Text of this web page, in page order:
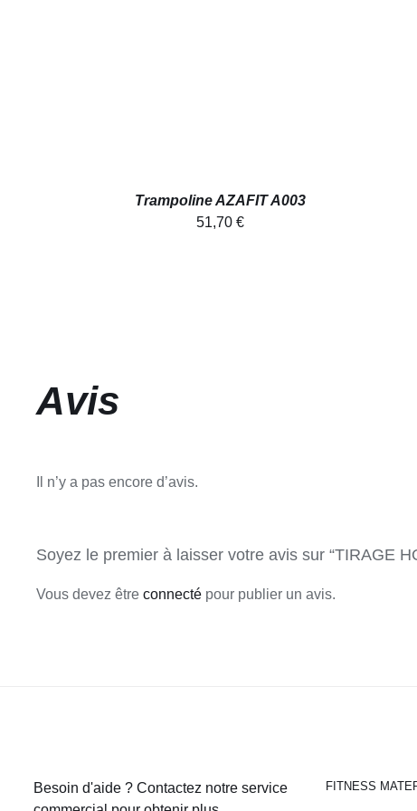
Trampoline AZAFIT A003
51,70€
Avis
Il n’y a pas encore d’avis.
Soyez le premier à laisser votre avis sur “TIRAGE
Vous devez être connectépour publier un avis.
Besoin d'aide ? Contactez notre service
FITNESS